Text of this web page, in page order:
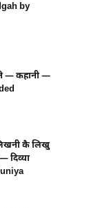
by
— कहानी —
कै लिखु
दिव्या